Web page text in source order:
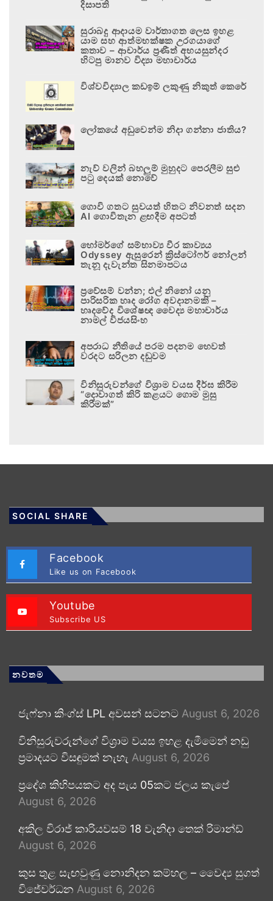
දිසාපති
සුරාබදු ආදායම වාර්තාගත ලෙස ඉහළ
යාම සහ ආත්මභක්ෂක උරගයාගේ
කතාව – ආචාර්ය ප්‍රණීත් අභයසුන්දර
හිටපු මානව විද්‍යා මහාචාර්ය
විශ්වවිද්‍යාල කඩඉම් ලකුණු නිකුත් කෙරේ
ලෝකයේ අඩුවෙන්ම නිදා ගන්නා ජාතිය?
නැව් වලින් බහලුම් මුහුදට පෙරලීම සුළු
පටු දෙයක් නොවේ
ගොවි ගතට සුවයත් හිතට නිවනත් සදන
AI ගොවිතැන ළඟදීම අපටත්
හෝමර්ගේ සම්භාව්‍ය වීර කාව්‍යය
Odyssey ඇසුරෙන් ක්‍රිස්ටෝෆර් නෝලන්
තැනූ දැවැන්ත සිනමාපටය
ප්‍රවේසම් වන්න; එල් නිනෝ යනු
පාරිසරික හෘද රෝග අවදානමකි –
හෘදවේද විශේෂඥ වෛද්‍ය මහාචාර්ය
නාමල් විජයසිංහ
අපරාධ නීතියේ පරම පදනම හෙවත්
වරදට සරිලන දඬුවම
විනිසුරුවන්ගේ විශ්‍රාම වයස දීර්ඝ කිරීම
“දොවාගත් කිරි කළයට ගොම මුසු
කිරීමක්”
SOCIAL SHARE
Facebook
Like us on Facebook
Youtube
Subscribe US
නවතම
ජැෆ්නා කිංග්ස් LPL අවසන් සටනට August 6, 2026
විනිසුරුවරුන්ගේ විශ්‍රාම වයස ඉහළ දැමීමෙන් නඩු
ප්‍රමාදයට විසඳුමක් නැහැ August 6, 2026
ප්‍රදේශ කිහිපයකට අද පැය 05කට ජලය කැපේ
August 6, 2026
අකිල විරාජ් කාරියවසම් 18 වැනිදා තෙක් රිමාන්ඩ්
August 6, 2026
කුස තුළ සැඟවුණු නොනිදන කම්හල – වෛද්‍ය සුගත්
විජේවර්ධන August 6, 2026